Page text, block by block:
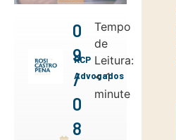
RCP
Advogados
0
9
/
0
8
Tempo
de
Leitura:
< 1
minute